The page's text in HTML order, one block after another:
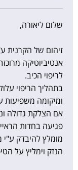
שלום ליאורה,
זיהום של הקרנית
אנטיביוטיקה
לריפוי הכיב.
בתהליך הריפוי
ומיקומה משפיעות
אם הצלקת גדולה
פגיעה בחדות
מומלץ להיבדק
הנזק וימליץ על